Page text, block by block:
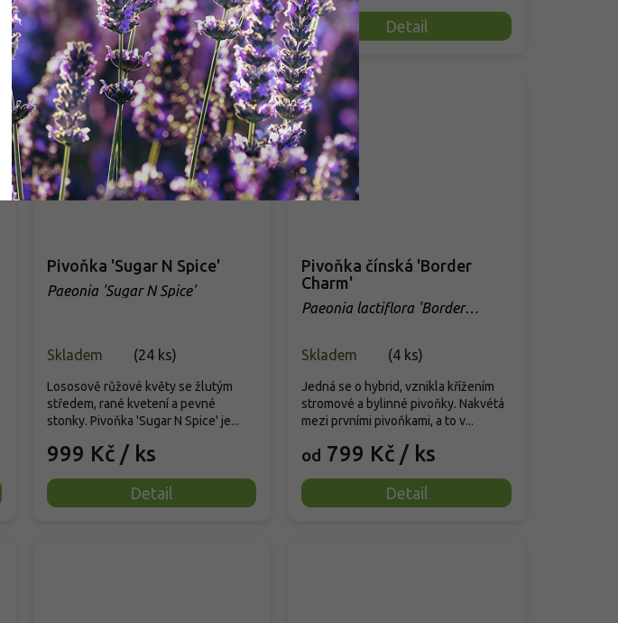
Detail Detail
Pivoňka 'Sugar N Spice'
Paeonia 'Sugar N Spice'
Skladem (24 ks)
999 Kč / ks
Detail
Lososově růžové květy se žlutým
středem, rané kvetení a pevné
stonky. Pivoňka 'Sugar N Spice' je...
Pivoňka čínská 'Border
Charm'
Paeonia lactiflora 'Border
Skladem
(4 ks)
od 799 Kč / ks
Detail
Jedná se o hybrid, vznikla křížením
stromové a bylinné pivoňky. Nakvétá
mezi prvními pivoňkami, a to v...